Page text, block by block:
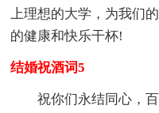
上理想的大学，为我们
的健康和快乐干杯!
结婚祝酒词5
祝你们永结同心，